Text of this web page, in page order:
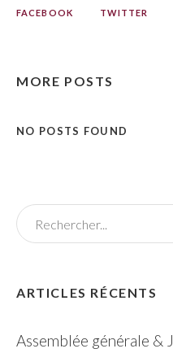
FACEBOOK TWITTER
MORE POSTS
NO POSTS FOUND
ARTICLES RÉCENTS
Assemblée générale &